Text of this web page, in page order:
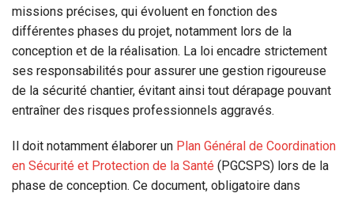
missions précises, qui évoluent en fonction des
différentes phases du projet, notamment lors de la
conception et de la réalisation. La loi encadre strictement
ses responsabilités pour assurer une gestion rigoureuse
de la sécurité chantier, évitant ainsi tout dérapage pouvant
entraîner des risques professionnels aggravés.
Il doit notamment élaborer un Plan Général de Coordination
en Sécurité et Protection de la Santé (PGCSPS) lors de la
phase de conception. Ce document, obligatoire dans